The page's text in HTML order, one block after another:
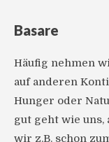
Basare
Häufig nehmen
auf anderen
Hunger oder
gut geht wie uns,
wir z.B. schon